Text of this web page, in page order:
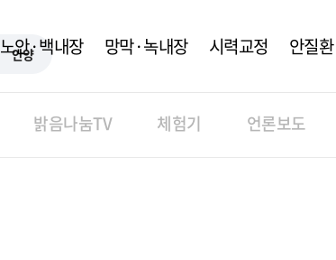
안양
노안·백내장 망막·녹내장 시력교정 안질환
밝음나눔TV 체험기 언론보도